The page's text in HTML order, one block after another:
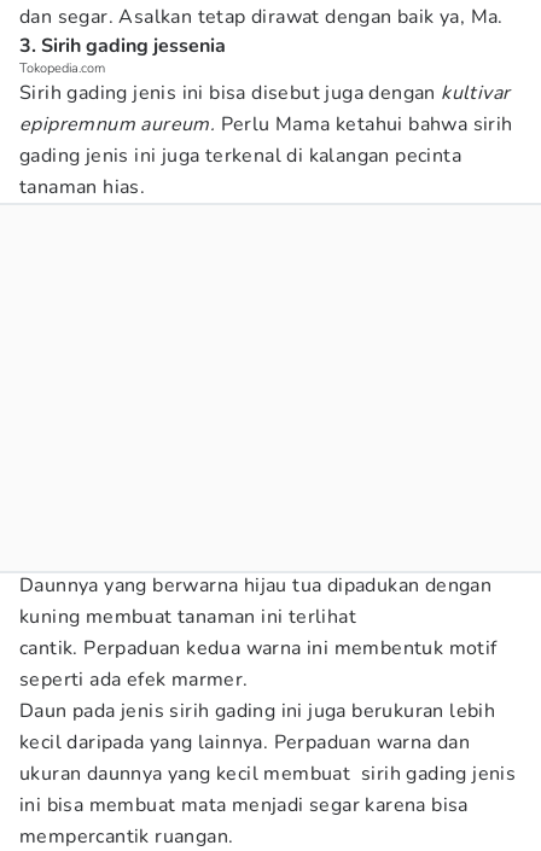
dan segar. Asalkan tetap dirawat dengan baik ya, Ma.
3. Sirih gading jessenia
Tokopedia.com
Sirih gading jenis ini bisa disebut juga dengan kultivar
epipremnum aureum. Perlu Mama ketahui bahwa sirih
gading jenis ini juga terkenal di kalangan pecinta
tanaman hias.
Daunnya yang berwarna hijau tua dipadukan dengan
kuning membuat tanaman ini terlihat
cantik. Perpaduan kedua warna ini membentuk motif
seperti ada efek marmer.
Daun pada jenis sirih gading ini juga berukuran lebih
kecil daripada yang lainnya. Perpaduan warna dan
ukuran daunnya yang kecil membuat sirih gading jenis
ini bisa membuat mata menjadi segar karena bisa
mempercantik ruangan.